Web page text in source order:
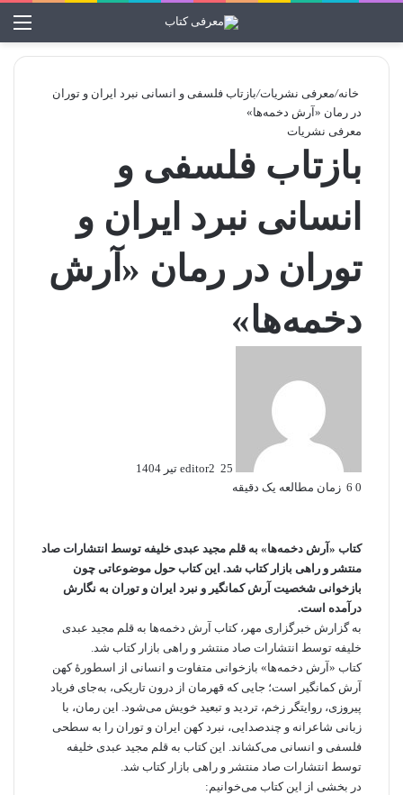
جستجو
خانه/معرفی نشریات/بازتاب فلسفی و انسانی نبرد ایران و توران
در رمان «آرش دخمه‌ها»
معرفی نشریات
بازتاب فلسفی و
انسانی نبرد ایران و
توران در رمان «آرش
دخمه‌ها»
editor2 ه
ی
ل
25 تیر 1404
0
زمان مطالعه یک دقیقه
کتاب «آرش دخمه‌ها» به قلم مجید عبدی خلیفه توسط انتشارات صاد
منتشر و راهی بازار کتاب شد. این کتاب حول موضوعاتی چون
بازخوانی شخصیت آرش کمانگیر و نبرد ایران و توران به نگارش
درآمده است.
به گزارش خبرگزاری مهر، کتاب آرش دخمه‌ها به قلم مجید عبدی
خلیفه توسط انتشارات صاد منتشر و راهی بازار کتاب شد.
کتاب «آرش دخمه‌ها» بازخوانی متفاوت و انسانی از اسطورۀ کهن
آرش کمانگیر است؛ جایی که قهرمان از درون تاریکی، به‌جای فریاد
پیروزی، روایتگر زخم، تردید و تبعید خویش می‌شود. این رمان، با
زبانی شاعرانه و چندصدایی، نبرد کهن ایران و توران را به سطحی
فلسفی و انسانی می‌کشاند. این کتاب به قلم مجید عبدی خلیفه
توسط انتشارات صاد منتشر و راهی بازار کتاب شد.
در بخشی از این کتاب می‌خوانیم: